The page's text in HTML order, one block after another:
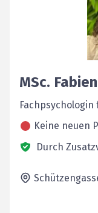
MSc.
Fachpsychologin
Keine neuen
Durch